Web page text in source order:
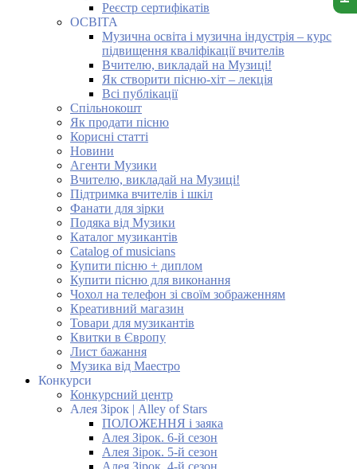
Реєстр сертифікатів
ОСВІТА
Музична освіта і музична індустрія – курс
підвищення кваліфікації вчителів
Вчителю, викладай на Музиці!
Як створити пісню-хіт – лекція
Всі публікації
Спільнокошт
Як продати пісню
Корисні статті
Новини
Агенти Музики
Вчителю, викладай на Музиці!
Підтримка вчителів і шкіл
Фанати для зірки
Подяка від Музики
Каталог музикантів
Catalog of musicians
Купити пісню + диплом
Купити пісню для виконання
Чохол на телефон зі своїм зображенням
Креативний магазин
Товари для музикантів
Квитки в Європу
Лист бажання
Музика від Маестро
Конкурси
Конкурсний центр
Алея Зірок | Alley of Stars
ПОЛОЖЕННЯ і заяка
Алея Зірок. 6-й сезон
Алея Зірок. 5-й сезон
Алея Зірок. 4-й сезон